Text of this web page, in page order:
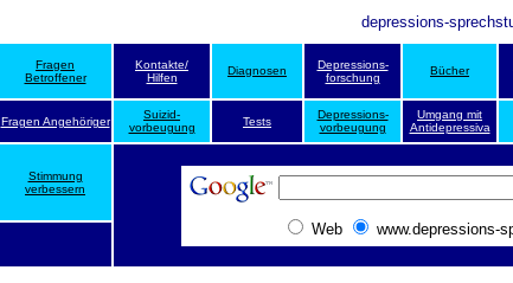
depressions-
Fragen
Betroffener
Kontakte/
Hilfen
Diagnosen
Depressions-
forschung
Bücher
Fragen Angehöriger
Suizid-
vorbeugung
Tests
Depressions-
vorbeugung
Umgang mit
Antidepressiva
Stimmung
verbessern
Web www.depressions-